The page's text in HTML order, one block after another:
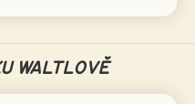
WALTLOVĚ